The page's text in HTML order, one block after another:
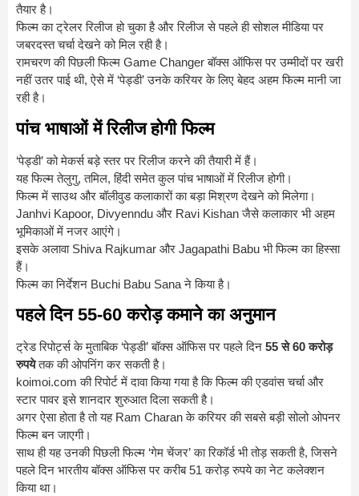
तैयार है।
फिल्म का ट्रेलर रिलीज हो चुका है और रिलीज से पहले ही सोशल मीडिया पर
जबरदस्त चर्चा देखने को मिल रही है।
रामचरण की पिछली फिल्म Game Changerबॉक्स ऑफिस पर उम्मीदों पर खरी
नहीं उतर पाई थी, ऐसे में ‘पेड्डी’ उनके करियर के लिए बेहद अहम फिल्म मानी जा
रही है।
पांच भाषाओं में रिलीज होगी फिल्म
‘पेड्डी’ को मेकर्स बड़े स्तर पर रिलीज करने की तैयारी में हैं।
यह फिल्म तेलुगु, तमिल, हिंदी समेत कुल पांच भाषाओं में रिलीज होगी।
फिल्म में साउथ और बॉलीवुड कलाकारों का बड़ा मिश्रण देखने को मिलेगा।
Janhvi Kapoor, Divyenndu और Ravi Kishanजैसे कलाकार भी अहम
भूमिकाओं में नजर आएंगे।
इसके अलावा Shiva Rajkumar और Jagapathi Babu भी फिल्म का हिस्सा
हैं।
फिल्म का निर्देशन Buchi Babu Sanaने किया है।
पहले दिन 55-60 करोड़ कमाने का अनुमान
ट्रेड रिपोर्ट्स के मुताबिक ‘पेड्डी’ बॉक्स ऑफिस पर पहले दिन 55 से 60 करोड़
रुपयेतक की ओपनिंग कर सकती है।
koimoi.com की रिपोर्ट में दावा किया गया है कि फिल्म की एडवांस चर्चा और
स्टार पावर इसे शानदार शुरुआत दिला सकती है।
अगर ऐसा होता है तो यह Ram Charanके करियर की सबसे बड़ी सोलो ओपनर
फिल्म बन जाएगी।
साथ ही यह उनकी पिछली फिल्म ‘गेम चेंजर’ का रिकॉर्ड भी तोड़ सकती है, जिसने
पहले दिन भारतीय बॉक्स ऑफिस पर करीब 51 करोड़ रुपये का नेट कलेक्शन
किया था।